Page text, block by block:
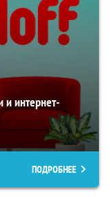
и интернет-
ПОДРОБНЕЕ